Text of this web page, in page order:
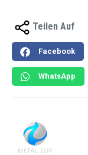
Teilen Auf
Facebook
WhatsApp